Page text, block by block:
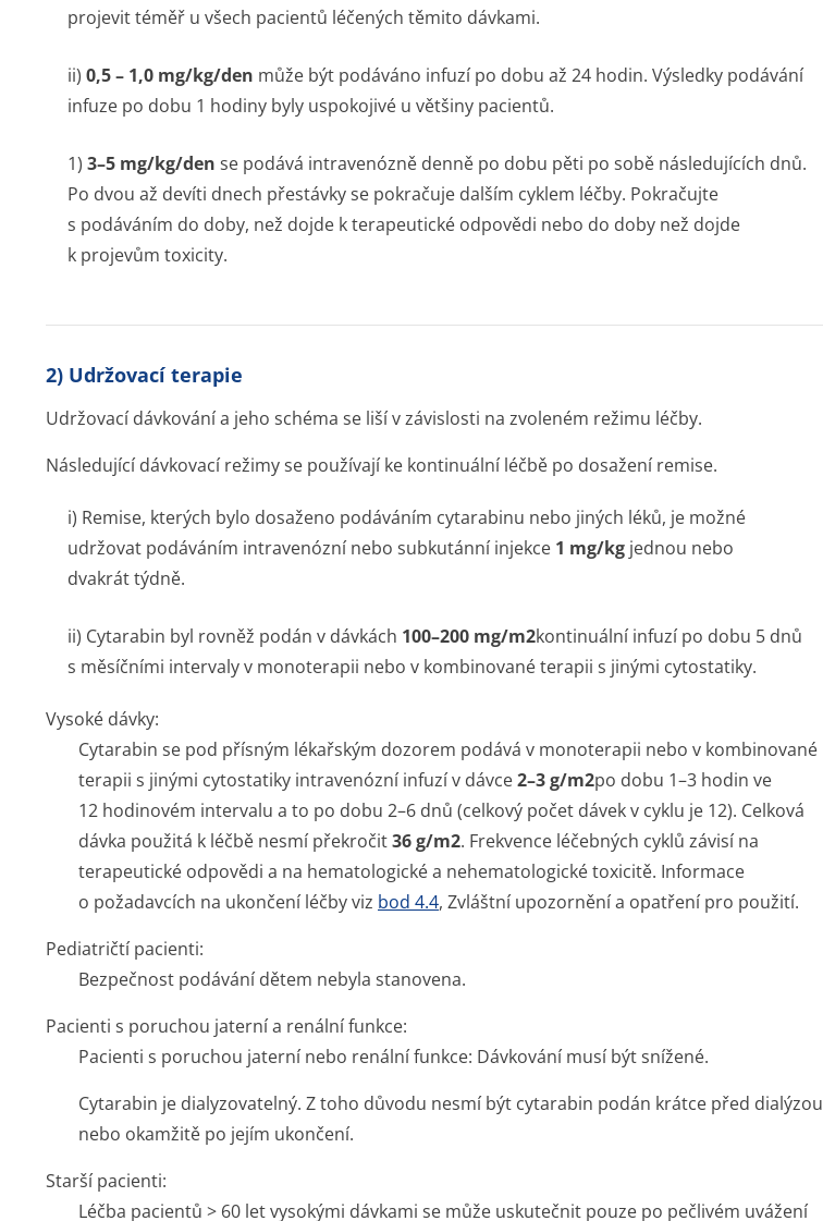
projevit téměř u všech pacientů léčených těmito dávkami.
ii) 0,5 – 1,0 mg/kg/den může být podáváno infuzí po dobu až 24 hodin. Výsledky podávání
infuze po dobu 1 hodiny byly uspokojivé u většiny pacientů.
1) 3–5 mg/kg/den se podává intravenózně denně po dobu pěti po sobě následujících dnů.
Po dvou až devíti dnech přestávky se pokračuje dalším cyklem léčby. Pokračujte
s podáváním do doby, než dojde k terapeutické odpovědi nebo do doby než dojde
k projevům toxicity.
2) Udržovací terapie
Udržovací dávkování a jeho schéma se liší v závislosti na zvoleném režimu léčby.
Následující dávkovací režimy se používají ke kontinuální léčbě po dosažení remise.
i) Remise, kterých bylo dosaženo podáváním cytarabinu nebo jiných léků, je možné
udržovat podáváním intravenózní nebo subkutánní injekce 1 mg/kg jednou nebo
dvakrát týdně.
ii) Cytarabin byl rovněž podán v dávkách 100–200 mg/m2kontinuální infuzí po dobu 5 dnů
s měsíčními intervaly v monoterapii nebo v kombinované terapii s jinými cytostatiky.
Vysoké dávky:
Cytarabin se pod přísným lékařským dozorem podává v monoterapii nebo v kombinované
terapii s jinými cytostatiky intravenózní infuzí v dávce2–3 g/m2po dobu 1–3 hodin ve
12 hodinovém intervalu a to po dobu 2–6 dnů (celkový počet dávek v cyklu je 12). Celková
dávka použitá k léčbě nesmí překročit36 g/m2. Frekvence léčebných cyklů závisí na
terapeutické odpovědi a na hematologické a nehematologické toxicitě. Informace
o požadavcích na ukončení léčby viz bod 4.4, Zvláštní upozornění a opatření pro použití.
Pediatričtí pacienti:
Bezpečnost podávání dětem nebyla stanovena.
Pacienti s poruchou jaterní a renální funkce:
Pacienti s poruchou jaterní nebo renální funkce: Dávkování musí být snížené.
Cytarabin je dialyzovatelný. Z toho důvodu nesmí být cytarabin podán krátce před dialýzou
nebo okamžitě po jejím ukončení.
Starší pacienti:
Léčba pacientů > 60 let vysokými dávkami se může uskutečnit pouze po pečlivém uvážení